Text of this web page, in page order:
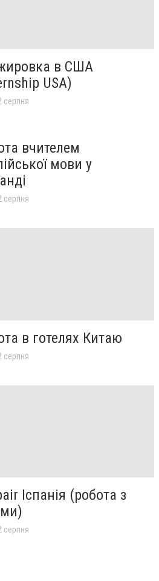
в США
USA)
серпня
вчителем
мови у
серпня
в готелях Китаю
серпня
Іспанія (робота з
серпня